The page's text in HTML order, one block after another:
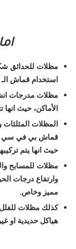
مظلات
استخدام قماش الـ pvc عالي الجودة ذو الوزن المثالي 1050 جرام.
مظلات مدرجات
الأماكن، حيث انها
المظلات
قماش بي في سي
حيث انها يتم
مظلات للمسابح
وارتفاع درجات
مميز وخاص.
كذلك مظلات للفلل
هياكل حديدية او